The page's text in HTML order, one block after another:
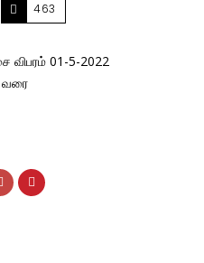
463
விபரம் 01-5-2022
வரை